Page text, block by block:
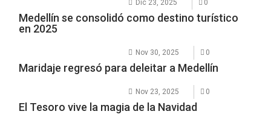
Dic 23, 2025 0
Medellín se consolidó como destino turístico
en 2025
Nov 30, 2025 0
Maridaje regresó para deleitar a Medellín
Nov 23, 2025 0
El Tesoro vive la magia de la Navidad